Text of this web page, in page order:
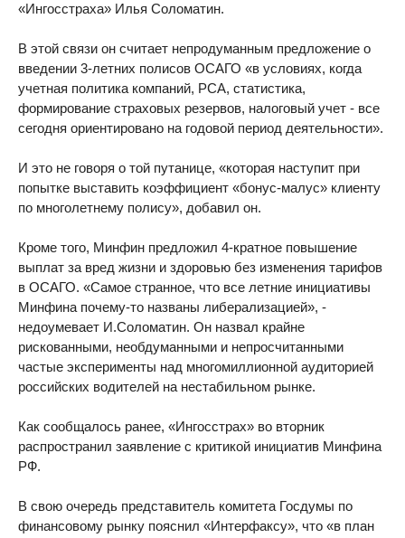
«Ингосстраха» Илья Соломатин.
В этой связи он считает непродуманным предложение о
введении 3-летних полисов ОСАГО «в условиях, когда
учетная политика компаний, РСА, статистика,
формирование страховых резервов, налоговый учет - все
сегодня ориентировано на годовой период деятельности».
И это не говоря о той путанице, «которая наступит при
попытке выставить коэффициент «бонус-малус» клиенту
по многолетнему полису», добавил он.
Кроме того, Минфин предложил 4-кратное повышение
выплат за вред жизни и здоровью без изменения тарифов
в ОСАГО. «Самое странное, что все летние инициативы
Минфина почему-то названы либерализацией», -
недоумевает И.Соломатин. Он назвал крайне
рискованными, необдуманными и непросчитанными
частые эксперименты над многомиллионной аудиторией
российских водителей на нестабильном рынке.
Как сообщалось ранее, «Ингосстрах» во вторник
распространил заявление с критикой инициатив Минфина
РФ.
В свою очередь представитель комитета Госдумы по
финансовому рынку пояснил «Интерфаксу», что «в план